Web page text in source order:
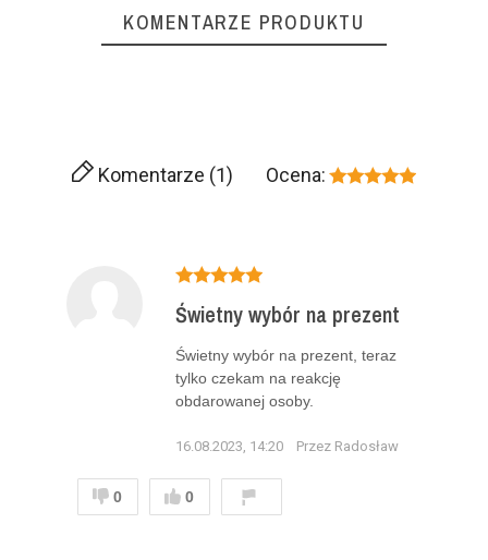
KOMENTARZE PRODUKTU
Komentarze (1) Ocena:
Świetny wybór na prezent
Świetny wybór na prezent, teraz
tylko czekam na reakcję
obdarowanej osoby.
16.08.2023, 14:20 Przez Radosław
0 0